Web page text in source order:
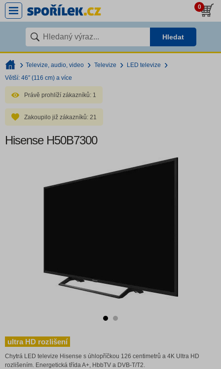
0
Hledat
Televize, audio, video Televize
LED televize
Větší: 46″ (116 cm) a více
Právě prohlíží zákazníků: 1
Zakoupilo již zákazníků: 21
Hisense H50B7300
ultra HD rozlišení
Chytrá LED televize Hisense s úhlopříčkou 126 centimetrů a 4K Ultra HD
rozlišením. Energetická třída A+, HbbTV a DVB-T/T2.